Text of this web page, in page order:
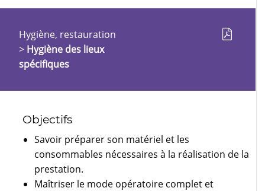
Hygiène, restauration
> Hygiène des lieux
spécifiques
Objectifs
Savoir préparer son matériel et les
consommables nécessaires à la réalisation de la
prestation.
Maîtriser le mode opératoire complet et